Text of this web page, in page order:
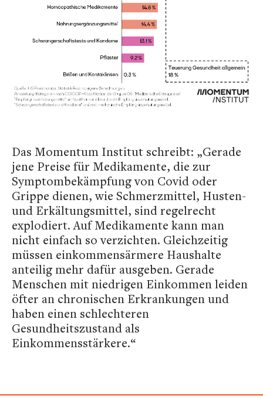
Das Momentum Institut schreibt: „Gerade
jene Preise für Medikamente, die zur
Symptombekämpfung von Covid oder
Grippe dienen, wie Schmerzmittel, Husten-
und Erkältungsmittel, sind regelrecht
explodiert. Auf Medikamente kann man
nicht einfach so verzichten. Gleichzeitig
müssen einkommensärmere Haushalte
anteilig mehr dafür ausgeben. Gerade
Menschen mit niedrigen Einkommen leiden
öfter an chronischen Erkrankungen und
haben einen schlechteren
Gesundheitszustand als
Einkommensstärkere.“